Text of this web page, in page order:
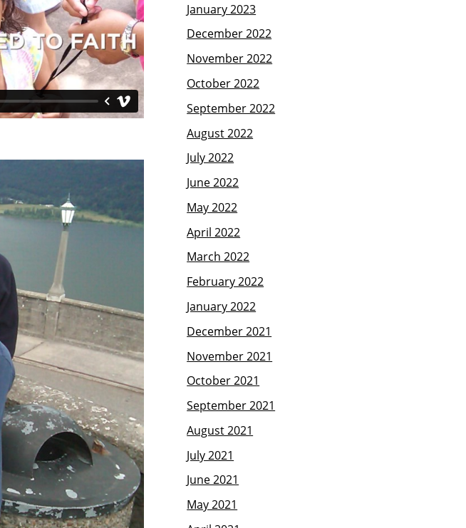
January 2023
December 2022
November 2022
October 2022
September 2022
August 2022
July 2022
June 2022
May 2022
April 2022
March 2022
February 2022
January 2022
December 2021
November 2021
October 2021
September 2021
August 2021
July 2021
June 2021
May 2021